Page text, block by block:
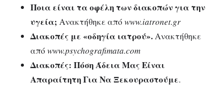
Ποια είναι τα οφέλη των διακοπών για την
υγεία; Ανακτήθηκε από www.iatronet.gr
Διακοπές με «οδηγία ιατρού». Ανακτήθηκε
από www.psychografimata.com
Διακοπές: Πόση Άδεια Μας Είναι
Απαραίτητη Για Να Ξεκουραστούμε.